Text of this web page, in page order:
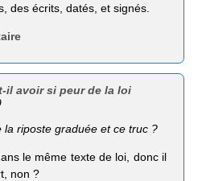
des écrits, datés, et signés.
il avoir si peur de la loi
riposte graduée et ce truc ?
le même texte de loi, donc il
non ?